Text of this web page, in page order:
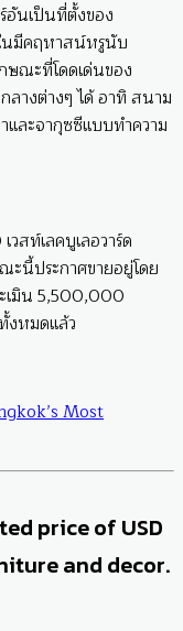
อันเป็นที่ตั้งของ
นมีคฤหาสน์หรูนับ
ษณะที่โดดเด่นของ
ลางต่างๆ ได้ อาทิ สนาม
ละจากุซซีแบบทำความ
สท์เลคบูเลอวาร์ด
นี้ประกาศขายอยู่โดย
เมิน 5,500,000
งหมดแล้ว
Most
price of USD
and decor.